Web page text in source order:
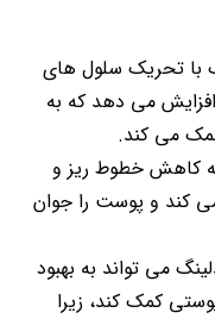
با تحریک سلول های
افزایش می دهد که به
می کند.
کاهش خطوط ریز و
و پوست را جوان
می تواند به بهبود
کمک کند، زیرا